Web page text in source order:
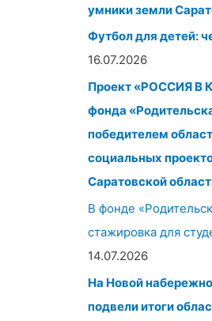
умники земли
Футбол для детей:
16.07.2026
Проект «РОССИЯ В
фонда
победителем
социальных
Саратовской
В фонде
стажировка для
14.07.2026
На Новой
подвели итоги